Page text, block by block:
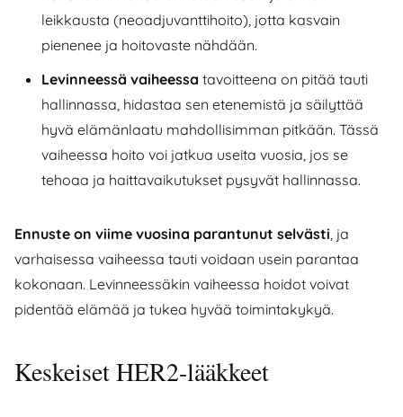
leikkausta (neoadjuvanttihoito), jotta kasvain
pienenee ja hoitovaste nähdään.
Levinneessä vaiheessa tavoitteena on pitää tauti
hallinnassa, hidastaa sen etenemistä ja säilyttää
hyvä elämänlaatu mahdollisimman pitkään. Tässä
vaiheessa hoito voi jatkua useita vuosia, jos se
tehoaa ja haittavaikutukset pysyvät hallinnassa.
Ennuste on viime vuosina parantunut selvästi , ja
varhaisessa vaiheessa tauti voidaan usein parantaa
kokonaan. Levinneessäkin vaiheessa hoidot voivat
pidentää elämää ja tukea hyvää toimintakykyä.
Keskeiset HER2-lääkkeet